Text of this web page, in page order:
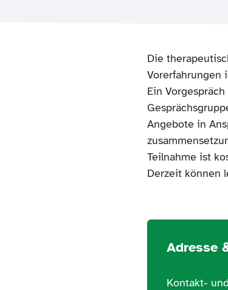
Die
Vorerfahrungen
Ein
Angebote in
Teilnahme ist
Derzeit können
Adresse
Kontakt-